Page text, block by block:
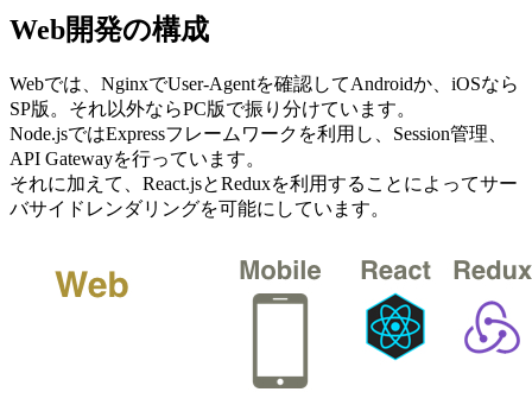
Web開発の構成
Webでは、NginxでUser-Agentを確認してAndroidか、iOSなら
SP版。それ以外ならPC版で振り分けています。
Node.jsではExpressフレームワークを利用し、Session管理、
API Gatewayを行っています。
それに加えて、React.jsとReduxを利用することによってサー
バサイドレンダリングを可能にしています。